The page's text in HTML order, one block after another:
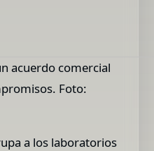
acuerdo comercial
Foto:
a los laboratorios